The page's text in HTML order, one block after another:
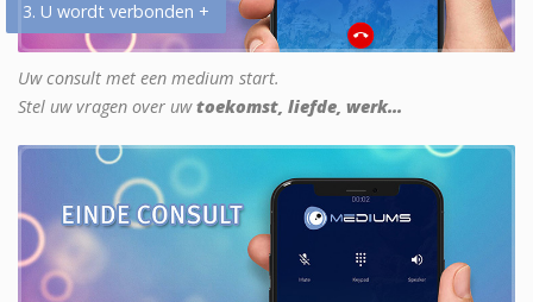
3. U wordt verbonden +
Uw consult met een medium start.
Stel uw vragen over uwtoekomst, liefde, werk...